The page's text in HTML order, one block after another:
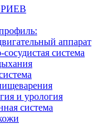
аппарат
система
и урология
система